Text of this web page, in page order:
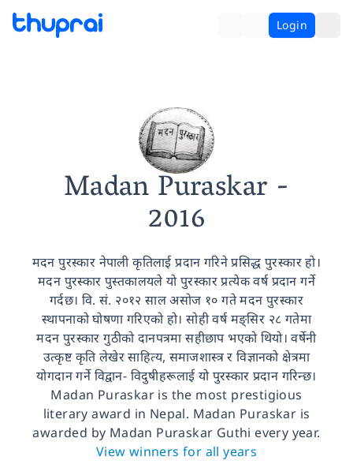
Login
Madan Puraskar -
2016
मदन पुरस्कार नेपाली कृतिलाई प्रदान गरिने प्रसिद्ध पुरस्कार हो।
मदन पुरस्कार पुस्तकालयले यो पुरस्कार प्रत्येक वर्ष प्रदान गर्ने
गर्दछ। वि. सं. २०१२ साल असोज १० गते मदन पुरस्कार
स्थापनाको घोषणा गरिएको हो। सोही वर्ष मङ्सिर २८ गतेमा
मदन पुरस्कार गुठीको दानपत्रमा सहीछाप भएको थियो। वर्षेनी
उत्कृष्ट कृति लेखेर साहित्य, समाजशास्त्र र विज्ञानको क्षेत्रमा
योगदान गर्ने विद्वान- विदुषीहरूलाई यो पुरस्कार प्रदान गरिन्छ।
Madan Puraskar is the most prestigious
literary award in Nepal. Madan Puraskar is
awarded by Madan Puraskar Guthi every year.
View winners for all years